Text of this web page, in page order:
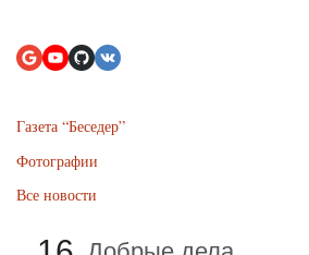
Газета “Беседер”
Фотографии
Все новости